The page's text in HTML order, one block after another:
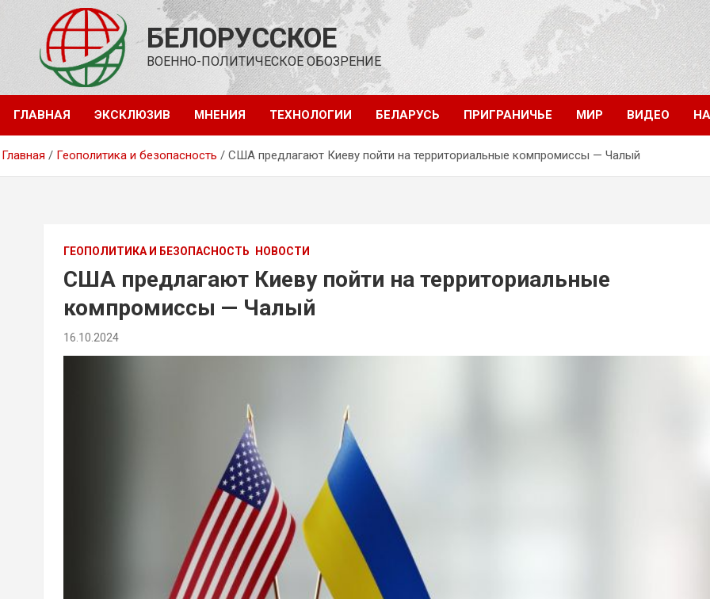
содержимому
БЕЛОРУССКОЕ
ВОЕННО-ПОЛИТИЧЕСКОЕ ОБОЗРЕНИЕ
ГЛАВНАЯ ЭКСКЛЮЗИВ МНЕНИЯ ТЕХНОЛОГИИ БЕЛАРУСЬ ПРИГРАНИЧЬЕ МИР ВИДЕО
Главная Геополитика и безопасность США предлагают Киеву пойти на территориальные компромиссы — Чалый
ГЕОПОЛИТИКА И БЕЗОПАСНОСТЬ НОВОСТИ
США предлагают Киеву пойти на территориальные
компромиссы — Чалый
16.10.2024